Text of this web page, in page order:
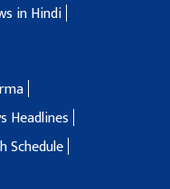
in Hindi
Headlines
Schedule